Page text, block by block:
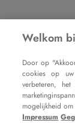
Cookie-instellingen
Impressum
Welkom
Door op
cookies op
verbeteren,
mogelijkheid
Impressum